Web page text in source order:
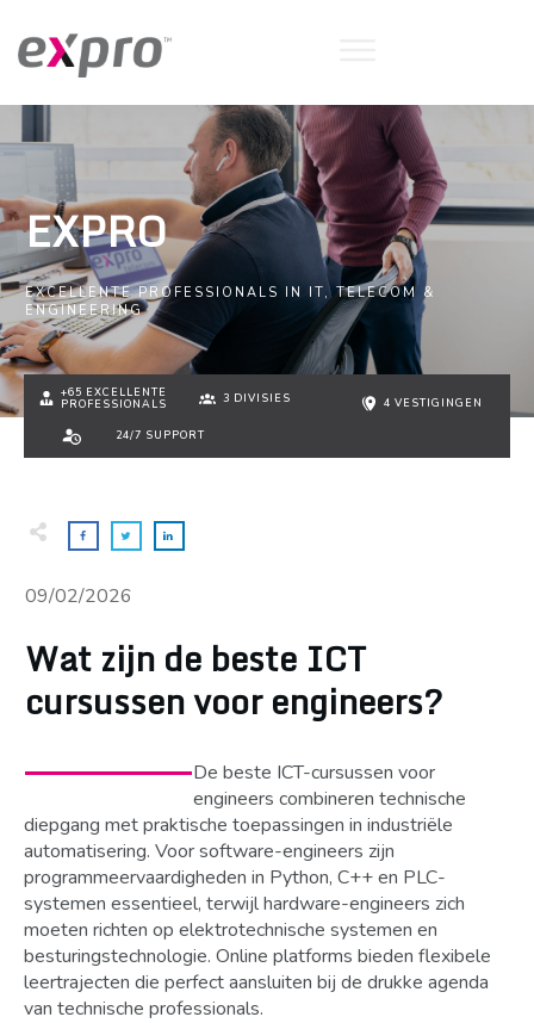
EXPRO
EXCELLENTE PROFESSIONALS IN IT, TELECOM &
ENGINEERING
+65 EXCELLENTE
PROFESSIONALS
3 DIVISIES 4 VESTIGINGEN
24/7 SUPPORT
09/02/2026
Wat zijn de beste ICT
cursussen voor engineers?
De beste ICT-cursussen voor
engineers combineren technische
diepgang met praktische toepassingen in industriële
automatisering. Voor software-engineers zijn
programmeervaardigheden in Python, C++ en PLC-
systemen essentieel, terwijl hardware-engineers zich
moeten richten op elektrotechnische systemen en
besturingstechnologie. Online platforms bieden flexibele
leertrajecten die perfect aansluiten bij de drukke agenda
van technische professionals.